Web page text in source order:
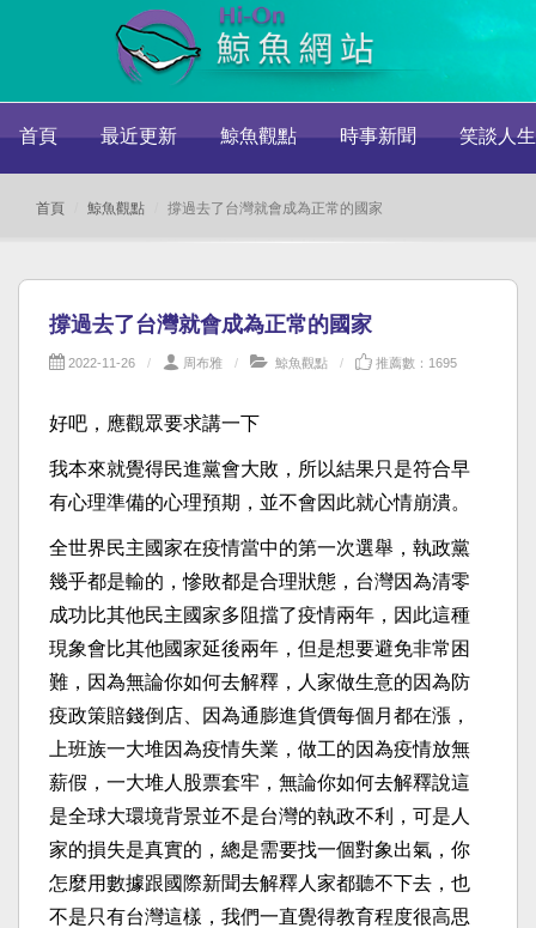
首頁 最近更新 鯨魚觀點 時事新聞 笑談人生
首頁 鯨魚觀點 撐過去了台灣就會成為正常的國家
撐過去了台灣就會成為正常的國家
2022-11-26 周布雅 鯨魚觀點 推薦數：1695
好吧，應觀眾要求講一下
我本來就覺得民進黨會大敗，所以結果只是符合早
有心理準備的心理預期，並不會因此就心情崩潰。
全世界民主國家在疫情當中的第一次選舉，執政黨
幾乎都是輸的，慘敗都是合理狀態，台灣因為清零
成功比其他民主國家多阻擋了疫情兩年，因此這種
現象會比其他國家延後兩年，但是想要避免非常困
難，因為無論你如何去解釋，人家做生意的因為防
疫政策賠錢倒店、因為通膨進貨價每個月都在漲，
上班族一大堆因為疫情失業，做工的因為疫情放無
薪假，一大堆人股票套牢，無論你如何去解釋說這
是全球大環境背景並不是台灣的執政不利，可是人
家的損失是真實的，總是需要找一個對象出氣，你
怎麼用數據跟國際新聞去解釋人家都聽不下去，也
不是只有台灣這樣，我們一直覺得教育程度很高思